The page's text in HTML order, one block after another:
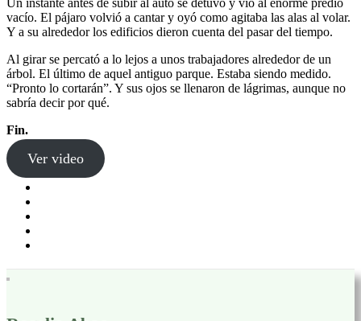
Un instante antes de subir al auto se detuvo y vio al enorme predio
vacío. El pájaro volvió a cantar y oyó como agitaba las alas al volar.
Y a su alrededor los edificios dieron cuenta del pasar del tiempo.
Al girar se percató a lo lejos a unos trabajadores alrededor de un
árbol. El último de aquel antiguo parque. Estaba siendo medido.
“Pronto lo cortarán”. Y sus ojos se llenaron de lágrimas, aunque no
sabría decir por qué.
Fin.
Ver video